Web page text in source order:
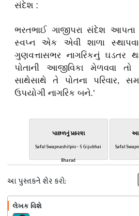
સંદેશ :
ભરતભાઈ ગાજીપરા સંદેશ
સ્વપ્ન એક એવી શાળા
ગુણવત્તાસભર નાગરિકનું
પોતાની આજીવિકા મેળવવા
સાથેસાથે તે પોતના પરિવાર,
ઉપયોગી નાગરિક બને.’
પાછળનું પ્રકરણ
Safal Swapnashilpio - 5 Gijubhai
Bharad
Safal
આ પુસ્તકને શેર કરો:
લેખક વિશે